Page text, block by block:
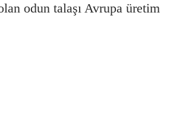
odun talaşı Avrupa üretim